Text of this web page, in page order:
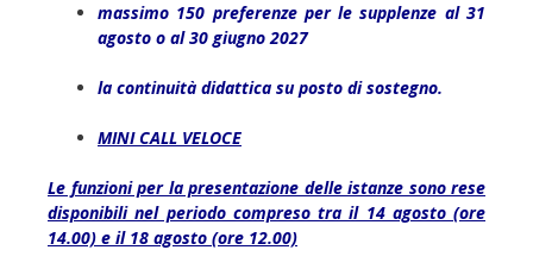
massimo 150 preferenze per le supplenze al 31
agosto o al 30 giugno 2027
la continuità didattica su posto di sostegno.
MINI CALL VELOCE
Le funzioni per la presentazione delle istanze sono rese
disponibili nel periodo compreso tra il 14 agosto (ore
14.00) e il 18 agosto (ore 12.00)